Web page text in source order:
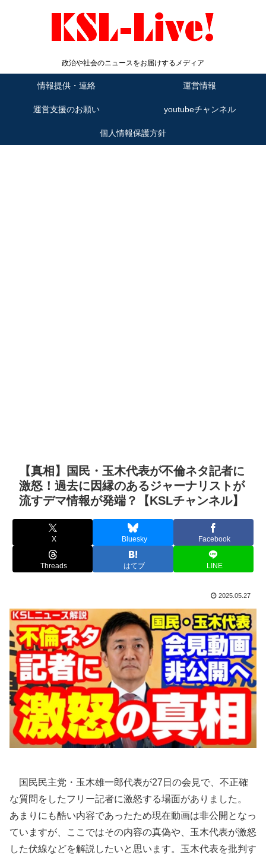
政治や社会のニュースをお届けするメディア
情報提供・連絡 運営情報
運営支援のお願い youtubeチャンネル
個人情報保護方針
【真相】国民・玉木代表が不倫ネタ記者に
激怒！過去に因縁のあるジャーナリストが
流すデマ情報が発端？【KSLチャンネル】
X Bluesky Facebook
Threads はてブ LINE
2025.05.27
国民民主党・玉木雄一郎代表が27日の会見で、不正確
な質問をしたフリー記者に激怒する場面がありました。
あまりにも酷い内容であったため現在動画は非公開となっ
ていますが、ここではその内容の真偽や、玉木代表が激怒
した伏線などを解説したいと思います。玉木代表を批判す